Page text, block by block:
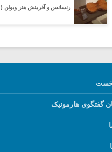
رنسانس و آفرینش هنر ویولن (۱)
گفتگوی هارمونیک